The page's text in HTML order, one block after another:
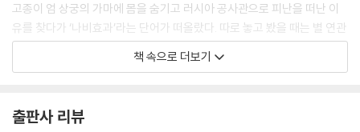
고종이 엄 상궁의 가마에 몸을 숨기고 러시아 공사관으로 피난을 떠난 이
유를 찾다가 ‘나비효과’라는 단어가 떠올랐다. 따로 놓고 봤을 때는 별 연관
이 없어 보이는 사건들이 사실은 밀접한 관계가 있기 때문이다. 시작은 청
일전쟁이 끝난 직후인 1895년 4월 23일, 도쿄 주재 러시아, 독일 그리고
책 속으로 더보기
출판사 리뷰